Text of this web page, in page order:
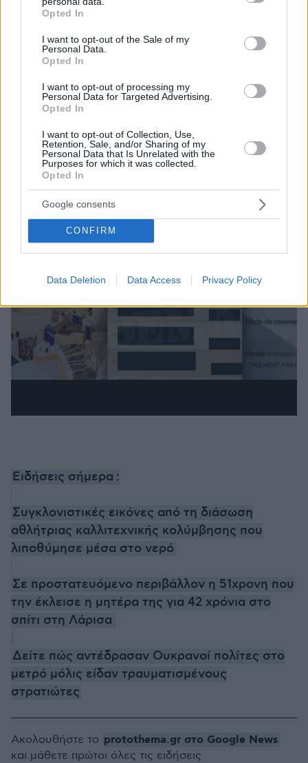
grant or deny consent to Google and its third-party tags to
use your data for below specified purposes in below Google
consent section.
Opted In
I want to opt-out of the Sale of my
Personal Data.
Opted In
I want to opt-out of processing my
Personal Data for Targeted Advertising.
Opted In
I want to opt-out of Collection, Use,
Retention, Sale, and/or Sharing of my
Personal Data that Is Unrelated with the
Purposes for which it was collected.
Opted In
Google consents
CONFIRM
Data Deletion Data Access Privacy Policy
Ακροπόλεως.
Δείτε βίντεο: «Δεν ήταν ο συμπλέκτης,
ο υπεύθυνος των ενοικιαζόμενων ΙΧ στην
Σαντορίνη
Ειδήσεις σήμερα :
Συγκλονιστικές εικόνες από τη διάσωση
αθλήτριας καλλιτεχνικής κολύμβησης που
λιποθύμησε μέσα στο νερό
Σε προστατευόμενο περιβάλλον η 51χρονη που
την έκλεισε η μητέρα της για 42 χρόνια στο
σπίτι στη Λάρισα
Δείτε πώς αντέδρασαν Ουκρανοί πολίτες στο
μετρό μόλις είδαν τραυματισμένους
στρατιώτες
Ακολουθήστε το protothema.gr στο Google News
και μάθετε πρώτοι όλες τις ειδήσεις